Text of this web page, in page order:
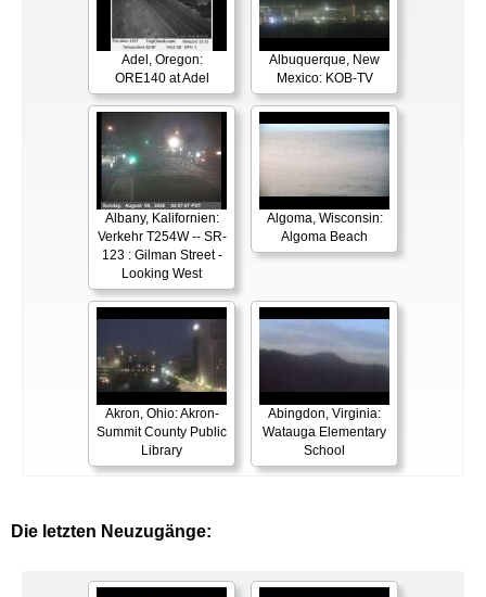
Adel, Oregon:
ORE140 at Adel
Albuquerque, New
Mexico: KOB-TV
Albany, Kalifornien:
Verkehr T254W -- SR-
123 : Gilman Street -
Looking West
Algoma, Wisconsin:
Algoma Beach
Akron, Ohio: Akron-
Summit County Public
Library
Abingdon, Virginia:
Watauga Elementary
School
Die letzten Neuzugänge: